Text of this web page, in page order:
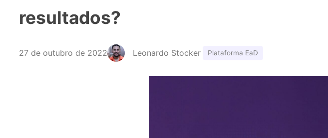
resultados?
27 de outubro de 2022 Leonardo Stocker Plataforma EaD